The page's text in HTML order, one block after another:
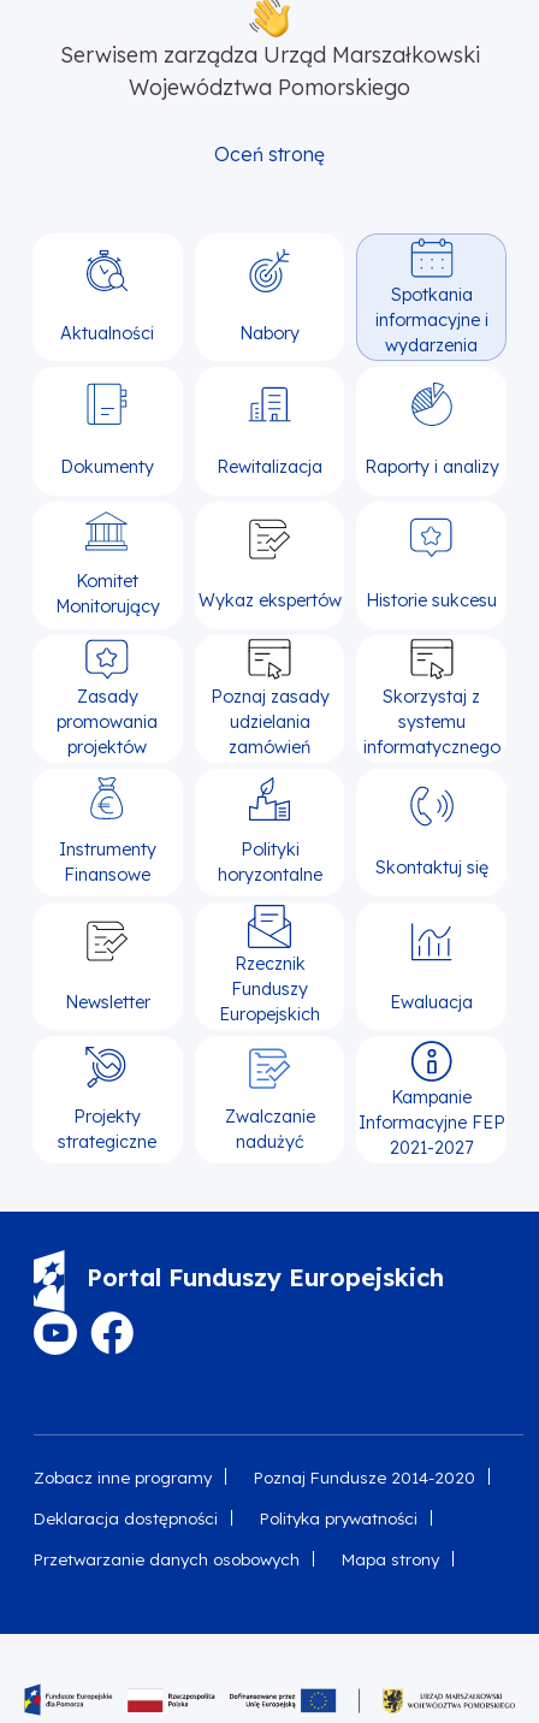
Serwisem zarządza Urząd Marszałkowski
Województwa Pomorskiego
Oceń stronę
Aktualności Nabory
Spotkania
informacyjne i
wydarzenia
Dokumenty Rewitalizacja Raporty i analizy
Komitet
Monitorujący
Wykaz ekspertów Historie sukcesu
Zasady
promowania
projektów
Poznaj zasady
udzielania
zamówień
Skorzystaj z
systemu
informatycznego
Instrumenty
Finansowe
Polityki
horyzontalne
Skontaktuj się
Newsletter
Rzecznik
Funduszy
Europejskich
Ewaluacja
Projekty
strategiczne
Zwalczanie
nadużyć
Kampanie
Informacyjne FEP
2021-2027
Portal Funduszy Europejskich
Zobacz inne programy Poznaj Fundusze 2014-2020
Deklaracja dostępności Polityka prywatności
Przetwarzanie danych osobowych Mapa strony